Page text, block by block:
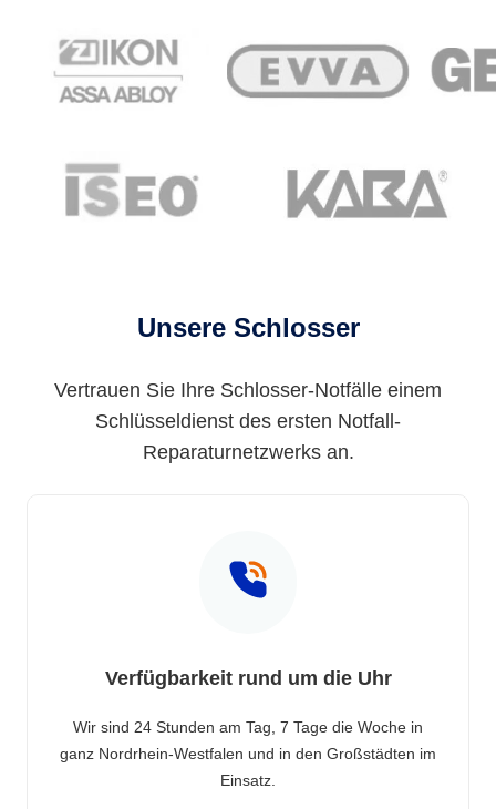
Unsere Schlosser
Vertrauen Sie Ihre Schlosser-Notfälle einem
Schlüsseldienst des ersten Notfall-
Reparaturnetzwerks an.
Verfügbarkeit rund um die Uhr
Wir sind 24 Stunden am Tag, 7 Tage die Woche in
ganz Nordrhein-Westfalen und in den Großstädten im
Einsatz.